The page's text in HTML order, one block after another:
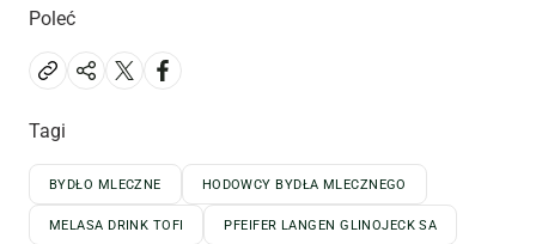
Poleć
Tagi
BYDŁO MLECZNE HODOWCY BYDŁA MLECZNEGO
MELASA DRINK TOFI PFEIFER LANGEN GLINOJECK SA